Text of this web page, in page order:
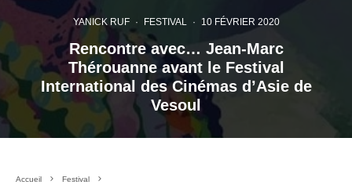
YANICK RUF · FESTIVAL · 10 FÉVRIER 2020
Rencontre avec… Jean-Marc
Thérouanne avant le Festival
International des Cinémas d’Asie de
Vesoul
Accueil
Festival